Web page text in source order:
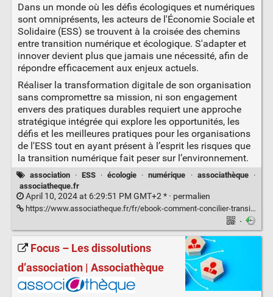
Dans un monde où les défis écologiques et numériques
sont omniprésents, les acteurs de l'Économie Sociale et
Solidaire (ESS) se trouvent à la croisée des chemins
entre transition numérique et écologique. S'adapter et
innover devient plus que jamais une nécessité, afin de
répondre efficacement aux enjeux actuels.
Réaliser la transformation digitale de son organisation
sans compromettre sa mission, ni son engagement
envers des pratiques durables requiert une approche
stratégique intégrée qui explore les opportunités, les
défis et les meilleures pratiques pour les organisations
de l'ESS tout en ayant présent à l’esprit les risques que
la transition numérique fait peser sur l’environnement.
association · ESS · écologie · numérique · associathèque
·
associatheque.fr
April 10, 2024 at 6:29:51 PM GMT+2 * · permalien
https://www.associatheque.fr/fr/ebook-comment-concilier-transitions-numerique-ecologique.html
·
Focus – Les dissolutions
d’association | Associathèque